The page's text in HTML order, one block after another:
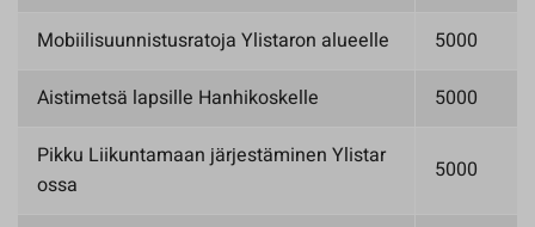
Mobiilisuunnistusratoja Ylistaron alueelle
5000
Aistimetsä lapsille Hanhikoskelle
5000
Pikku Liikuntamaan järjestäminen Ylistar
ossa
5000